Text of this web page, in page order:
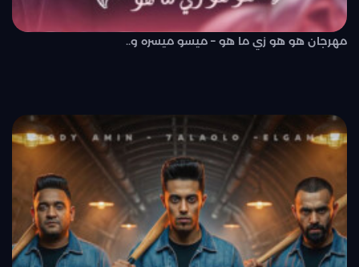
مهرجان هو هو زي ما هو – ميسو ميسره و..